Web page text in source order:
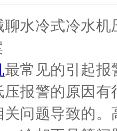
聊水冷式冷水
最常见的引起报
压报警的原因
关问题导致的